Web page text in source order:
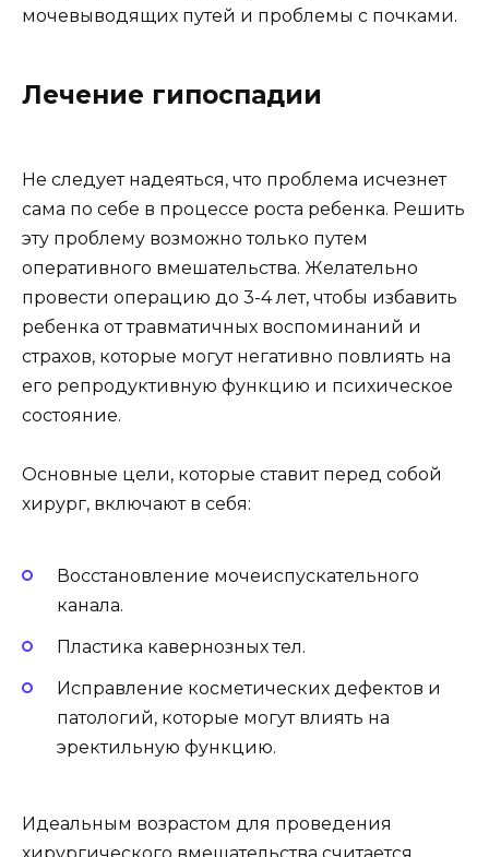
мочевыводящих путей и проблемы с почками.
Лечение гипоспадии
Не следует надеяться, что проблема исчезнет
сама по себе в процессе роста ребенка. Решить
эту проблему возможно только путем
оперативного вмешательства. Желательно
провести операцию до 3-4 лет, чтобы избавить
ребенка от травматичных воспоминаний и
страхов, которые могут негативно повлиять на
его репродуктивную функцию и психическое
состояние.
Основные цели, которые ставит перед собой
хирург, включают в себя:
Восстановление мочеиспускательного
канала.
Пластика кавернозных тел.
Исправление косметических дефектов и
патологий, которые могут влиять на
эректильную функцию.
Идеальным возрастом для проведения